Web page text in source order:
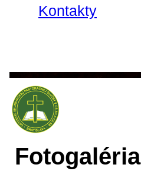
Kontakty
Fotogaléria